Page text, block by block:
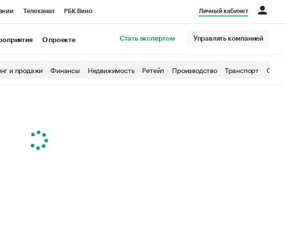
Телеканал РБК Вино
Бизнес
Личный кабинет
О проекте Стать экспертом Управлять компанией
и продажи Финансы Недвижимость Ретейл Производство Транспорт